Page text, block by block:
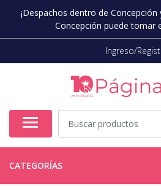
¡Despachos dentro de
Concepción puede tomar
Ingreso/
CATEGORÍAS